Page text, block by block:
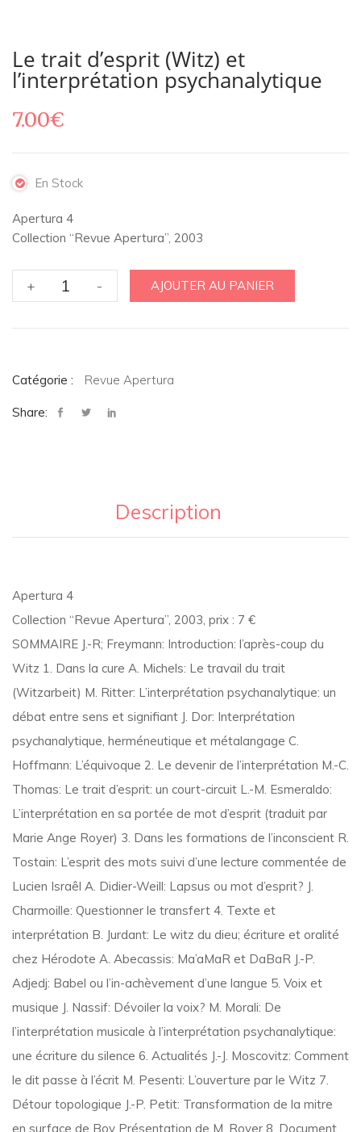
Le trait d’esprit (Witz) et
l’interprétation psychanalytique
7.00€
En Stock
Apertura 4
Collection “Revue Apertura”, 2003
+
quantité
de
(Witz)
l'interprétation
- AJOUTER AU PANIER
Catégorie : Revue Apertura
Share:
Description
Apertura 4
Collection “Revue Apertura”, 2003, prix : 7 €
SOMMAIRE J.-R; Freymann: Introduction: l’après-coup du
Witz 1. Dans la cure A. Michels: Le travail du trait
(Witzarbeit) M. Ritter: L’interprétation psychanalytique: un
débat entre sens et signifiant J. Dor: Interprétation
psychanalytique, herméneutique et métalangage C.
Hoffmann: L’équivoque 2. Le devenir de l’interprétation M.-C.
Thomas: Le trait d’esprit: un court-circuit L.-M. Esmeraldo:
L’interprétation en sa portée de mot d’esprit (traduit par
Marie Ange Royer) 3. Dans les formations de l’inconscient R.
Tostain: L’esprit des mots suivi d’une lecture commentée de
Lucien Israêl A. Didier-Weill: Lapsus ou mot d’esprit? J.
Charmoille: Questionner le transfert 4. Texte et
interprétation B. Jurdant: Le witz du dieu; écriture et oralité
chez Hérodote A. Abecassis: Ma’aMaR et DaBaR J.-P.
Adjedj: Babel ou l’in-achèvement d’une langue 5. Voix et
musique J. Nassif: Dévoiler la voix? M. Morali: De
l’interprétation musicale à l’interprétation psychanalytique:
une écriture du silence 6. Actualités J.-J. Moscovitz: Comment
le dit passe à l’écrit M. Pesenti: L’ouverture par le Witz 7.
Détour topologique J.-P. Petit: Transformation de la mitre
en surface de Boy Présentation de M. Royer 8. Document